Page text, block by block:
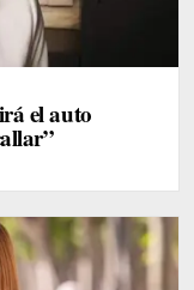
el auto